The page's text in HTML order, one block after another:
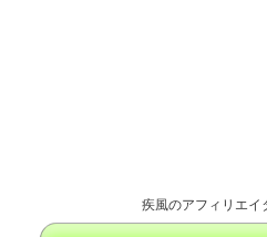
疾風のアフィリエイ